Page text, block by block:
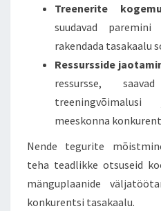
Treenerite
suudavad
rakendada tasakaalu
Ressursside
ressursse,
meeskonna
Nende tegurite
teha teadlikke otsuseid
mänguplaanide
konkurentsi tasakaalu.